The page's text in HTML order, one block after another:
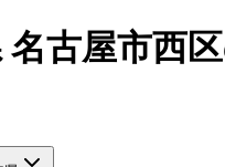
名古屋市西